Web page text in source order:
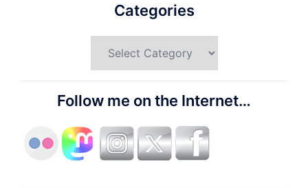
Categories
Follow me on the Internet…